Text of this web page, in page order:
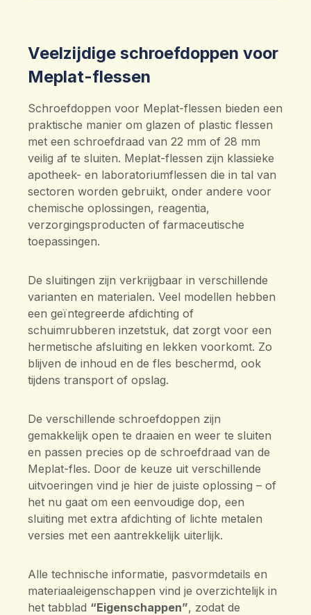
Veelzijdige schroefdoppen voor
Meplat-flessen
Schroefdoppen voor Meplat-flessen bieden een
praktische manier om glazen of plastic flessen
met een schroefdraad van 22 mm of 28 mm
veilig af te sluiten. Meplat-flessen zijn klassieke
apotheek- en laboratoriumflessen die in tal van
sectoren worden gebruikt, onder andere voor
chemische oplossingen, reagentia,
verzorgingsproducten of farmaceutische
toepassingen.
De sluitingen zijn verkrijgbaar in verschillende
varianten en materialen. Veel modellen hebben
een geïntegreerde afdichting of
schuimrubberen inzetstuk, dat zorgt voor een
hermetische afsluiting en lekken voorkomt. Zo
blijven de inhoud en de fles beschermd, ook
tijdens transport of opslag.
De verschillende schroefdoppen zijn
gemakkelijk open te draaien en weer te sluiten
en passen precies op de schroefdraad van de
Meplat-fles. Door de keuze uit verschillende
uitvoeringen vind je hier de juiste oplossing – of
het nu gaat om een eenvoudige dop, een
sluiting met extra afdichting of lichte metalen
versies met een aantrekkelijk uiterlijk.
Alle technische informatie, pasvormdetails en
materiaaleigenschappen vind je overzichtelijk in
het tabblad “Eigenschappen”, zodat de